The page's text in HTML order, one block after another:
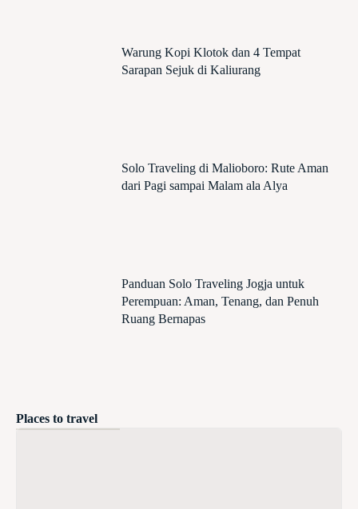
Warung Kopi Klotok dan 4 Tempat
Sarapan Sejuk di Kaliurang
Solo Traveling di Malioboro: Rute Aman
dari Pagi sampai Malam ala Alya
Panduan Solo Traveling Jogja untuk
Perempuan: Aman, Tenang, dan Penuh
Ruang Bernapas
Places to travel